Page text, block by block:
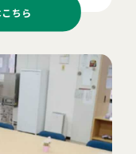
ちら